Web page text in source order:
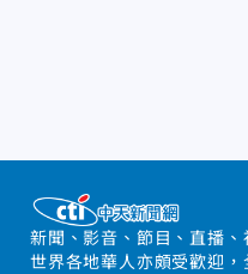
新聞、影音、節目、直播
世界各地華人亦頗受歡迎，